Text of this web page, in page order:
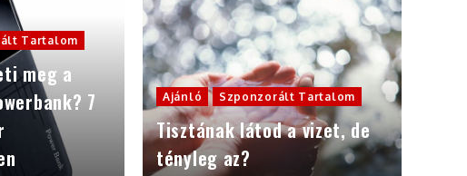
Tartalom
meg a
7
Ajánló Szponzorált Tartalom
Tisztának látod a vizet, de
tényleg az?